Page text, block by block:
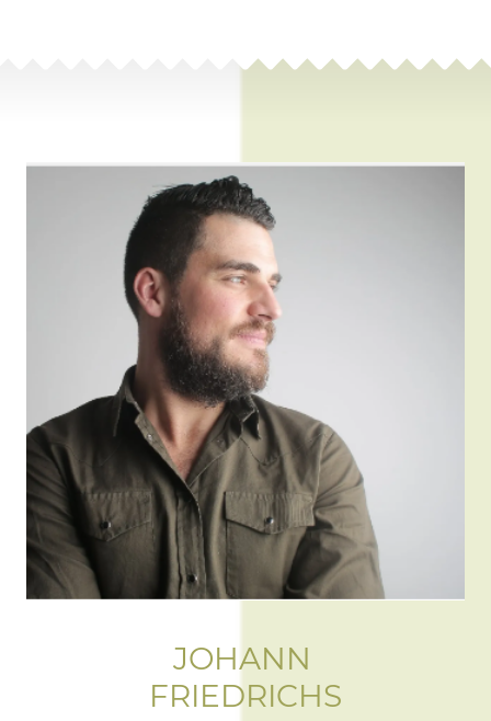
JOHANN
FRIEDRICHS